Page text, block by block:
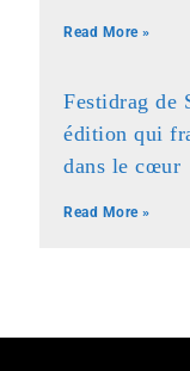
Read More »
Festidrag de
édition qui
dans le cœur
Read More »